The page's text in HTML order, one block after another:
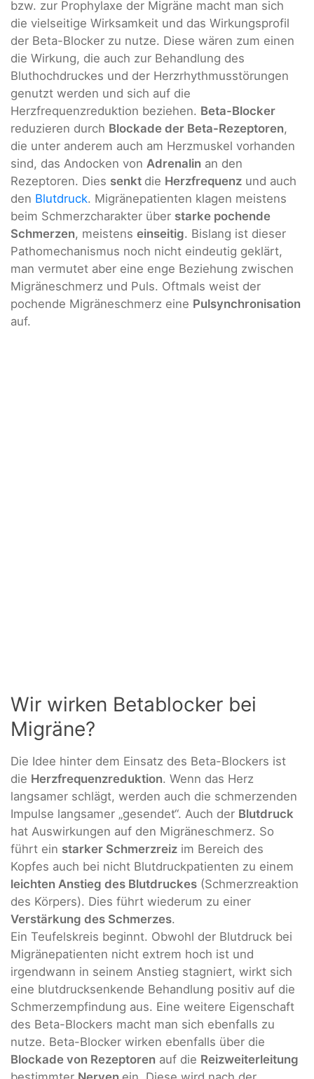
bzw. zur Prophylaxe der Migräne macht man sich
die vielseitige Wirksamkeit und das Wirkungsprofil
der Beta-Blocker zu nutze. Diese wären zum einen
die Wirkung, die auch zur Behandlung des
Bluthochdruckes und der Herzrhythmusstörungen
genutzt werden und sich auf die
Herzfrequenzreduktion beziehen. Beta-Blocker
reduzieren durch Blockade der Beta-Rezeptoren,
die unter anderem auch am Herzmuskel vorhanden
sind, das Andocken von Adrenalin an den
Rezeptoren. Dies senkt die Herzfrequenz und auch
den Blutdruck. Migränepatienten klagen meistens
beim Schmerzcharakter über starke pochende
Schmerzen, meistens einseitig. Bislang ist dieser
Pathomechanismus noch nicht eindeutig geklärt,
man vermutet aber eine enge Beziehung zwischen
Migräneschmerz und Puls. Oftmals weist der
pochende Migräneschmerz eine Pulsynchronisation
auf.
Wir wirken Betablocker bei
Migräne?
Die Idee hinter dem Einsatz des Beta-Blockers ist
die Herzfrequenzreduktion. Wenn das Herz
langsamer schlägt, werden auch die schmerzenden
Impulse langsamer „gesendet“. Auch der Blutdruck
hat Auswirkungen auf den Migräneschmerz. So
führt ein starker Schmerzreiz im Bereich des
Kopfes auch bei nicht Blutdruckpatienten zu einem
leichten Anstieg des Blutdruckes (Schmerzreaktion
des Körpers). Dies führt wiederum zu einer
Verstärkung des Schmerzes.
Ein Teufelskreis beginnt. Obwohl der Blutdruck bei
Migränepatienten nicht extrem hoch ist und
irgendwann in seinem Anstieg stagniert, wirkt sich
eine blutdrucksenkende Behandlung positiv auf die
Schmerzempfindung aus. Eine weitere Eigenschaft
des Beta-Blockers macht man sich ebenfalls zu
nutze. Beta-Blocker wirken ebenfalls über die
Blockade von Rezeptoren auf die Reizweiterleitung